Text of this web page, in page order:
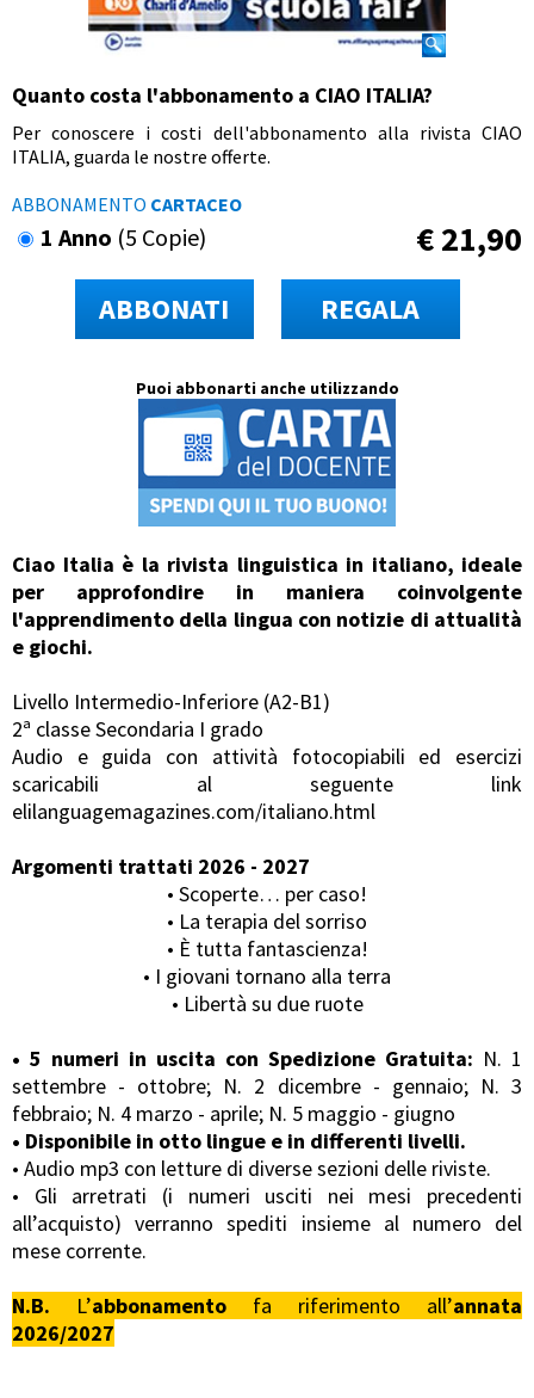
Quanto costa l'abbonamento a CIAO ITALIA?
Per conoscere i costi dell'abbonamento alla rivista CIAO
ITALIA, guarda le nostre offerte.
ABBONAMENTO CARTACEO
1 Anno (5 Copie) €21,90
ABBONATI REGALA
Puoi abbonarti anche utilizzando
Ciao Italia è la rivista linguistica in italiano, ideale
per approfondire in maniera coinvolgente
l'apprendimento della lingua con notizie di attualità
e giochi.
Livello Intermedio-Inferiore (A2-B1)
2ª classe Secondaria I grado
Audio e guida con attività fotocopiabili ed esercizi
scaricabili al seguente link
elilanguagemagazines.com/italiano.html
Argomenti trattati 2026 - 2027
• Scoperte… per caso!
• La terapia del sorriso
• È tutta fantascienza!
• I giovani tornano alla terra
• Libertà su due ruote
• 5 numeri in uscita con Spedizione Gratuita: N. 1
settembre - ottobre; N. 2 dicembre - gennaio; N. 3
febbraio; N. 4 marzo - aprile; N. 5 maggio - giugno
• Disponibile in otto lingue e in differenti livelli.
• Audio mp3 con letture di diverse sezioni delle riviste.
•
Gli arretrati (i numeri usciti nei mesi precedenti
all’acquisto) verranno spediti insieme al numero del
mese corrente.
N.B. L’abbonamento fa riferimento all’annata
2026/2027